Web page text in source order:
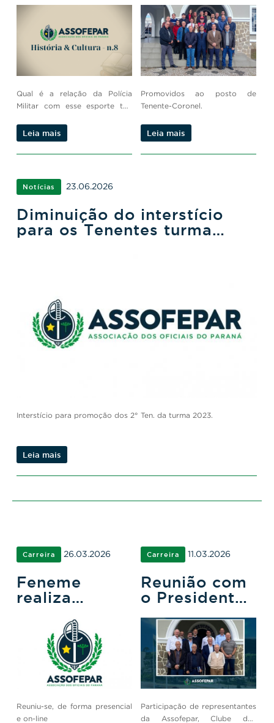
A Ligação
Histórica
entre a PMPR
e o Futebol
Qual é a relação da Polícia
Militar com esse esporte tão
Leia mais
Coronel
Promovidos ao posto de
Tenente-Coronel.
Leia mais
Notícias 23.06.2026
Diminuição do interstício
para os Tenentes turma
Interstício para promoção dos 2° Ten. da turma 2023.
Leia mais
Carreira 26.03.2026
Feneme
realiza
entidades
Estaduais
para tratar de
eleições e
proposta
legislativa
Reuniu-se, de forma presencial
e on-line
Carreira 11.03.2026
Reunião com
o Presidente
Assembleia
Legislativa
Participação de representantes
da Assofepar, Clube dos